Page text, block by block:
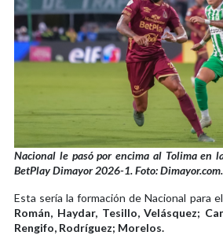
Nacional le pasó por encima al Tolima en
BetPlay Dimayor 2026-1. Foto:
Esta sería la formación de Nacional para
Román, Haydar, Tesillo, Velásquez;
Rengifo, Rodríguez; Morelos.